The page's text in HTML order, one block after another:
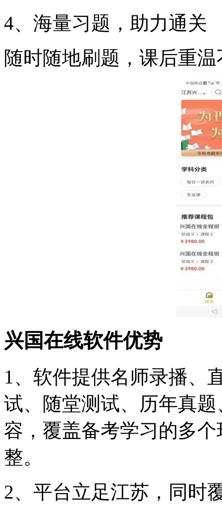
4、海量习题，助力通关
随时随地刷题，课后重
兴国在线软件优势
1、软件提供名师录播、
试、随堂测试、历年真
容，覆盖备考学习的多
整。
2、平台立足江苏，同时